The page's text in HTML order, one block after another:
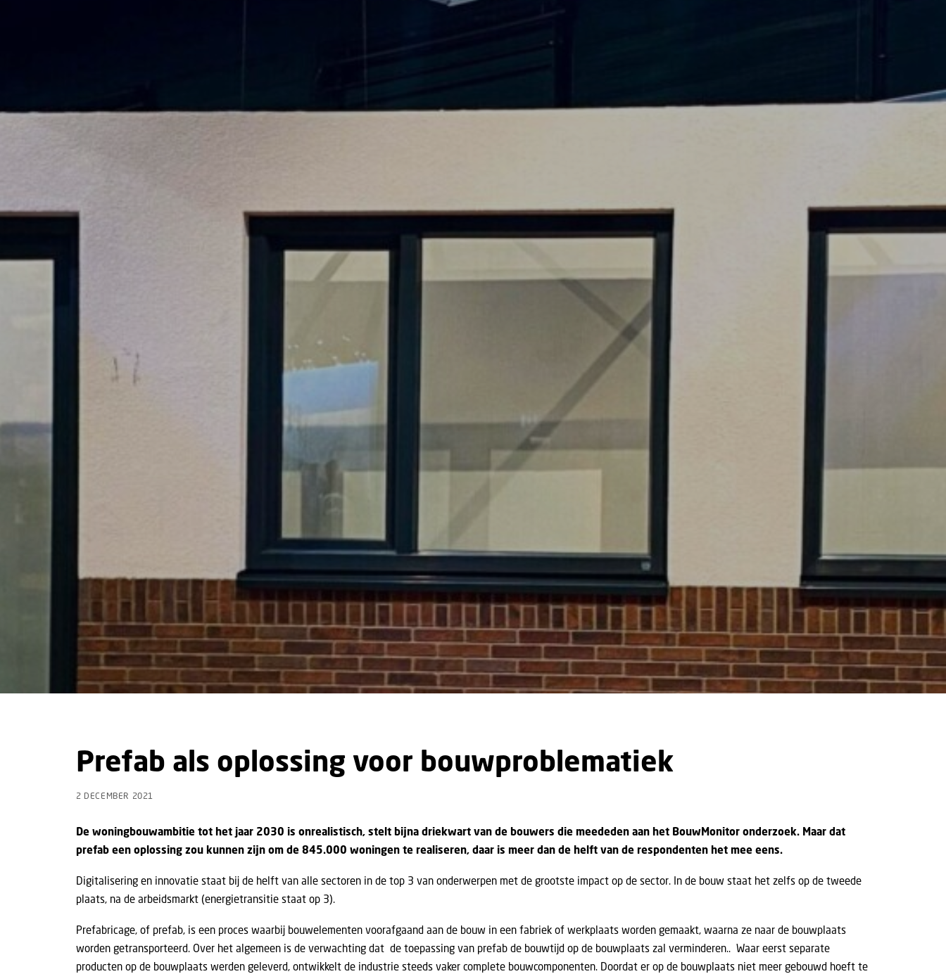
Prefab als oplossing voor bouwproblematiek
2 DECEMBER 2021
De woningbouwambitie tot het jaar 2030 is onrealistisch, stelt bijna driekwart van de bouwers die meededen aan het BouwMonitor onderzoek. Maar dat
prefab een oplossing zou kunnen zijn om de 845.000 woningen te realiseren, daar is meer dan de helft van de respondenten het mee eens.
Digitalisering en innovatie staat bij de helft van alle sectoren in de top 3 van onderwerpen met de grootste impact op de sector. In de bouw staat het zelfs op de tweede
plaats, na de arbeidsmarkt (energietransitie staat op 3).
Prefabricage, of prefab, is een proces waarbij bouwelementen voorafgaand aan de bouw in een fabriek of werkplaats worden gemaakt, waarna ze naar de bouwplaats
worden getransporteerd. Over het algemeen is de verwachting dat de toepassing van prefab de bouwtijd op de bouwplaats zal verminderen.. Waar eerst separate
producten op de bouwplaats werden geleverd, ontwikkelt de industrie steeds vaker complete bouwcomponenten. Doordat er op de bouwplaats niet meer gebouwd hoeft te